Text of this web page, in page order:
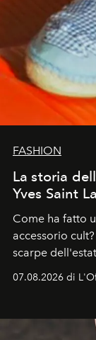
FASHION
La storia
Yves Saint
Come ha fatto
accessorio
scarpe
07.08.2026 di